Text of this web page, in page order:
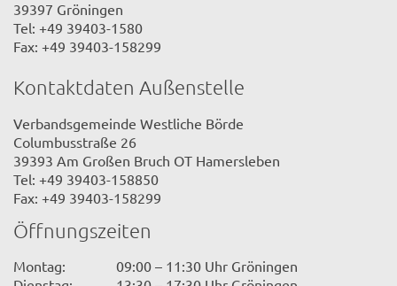
39397 Gröningen
Tel: +49 39403-1580
Fax: +49 39403-158299
Kontaktdaten Außenstelle
Verbandsgemeinde Westliche Börde
Columbusstraße 26
39393 Am Großen Bruch OT Hamersleben
Tel: +49 39403-158850
Fax: +49 39403-158299
Öffnungszeiten
Montag:
09:00 – 11:30 Uhr Gröningen